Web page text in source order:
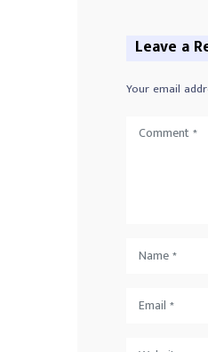
Leave a
Your email